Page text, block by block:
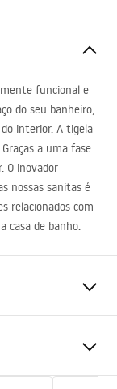
funcional e
do seu banheiro,
interior. A tigela
a uma fase
O inovador
nossas sanitas é
relacionados com
casa de banho.